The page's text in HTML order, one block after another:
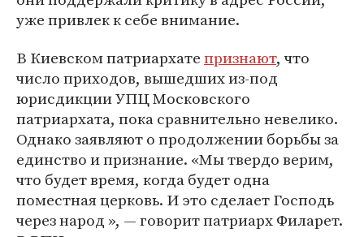
уже привлек к себе внимание.
В Киевском патриархатепризнают, что
число приходов, вышедших из-под
юрисдикции УПЦ Московского
патриархата, пока сравнительно невелико.
Однако заявляют о продолжении борьбы за
единство и признание. «Мы твердо верим,
что будет время, когда будет одна
поместная церковь. И это сделает Господь
через народ », — говорит патриарх Филарет.